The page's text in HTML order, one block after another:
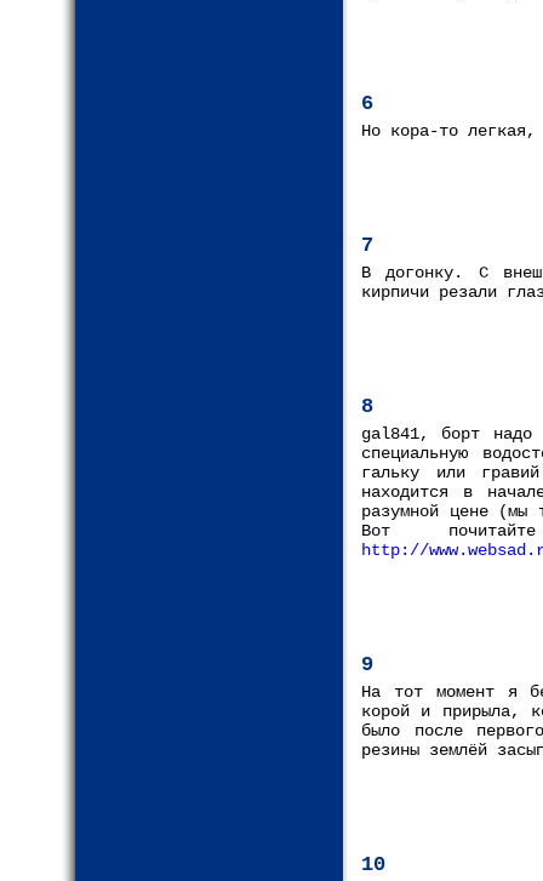
6
Но кора-то
7
В догонку. С
кирпичи резали
8
gal841, борт надо
специальную
гальку или
находится в
разумной цене (мы
Вот
http://
9
На тот момент я
корой и прирыла,
было после
резины землёй
10